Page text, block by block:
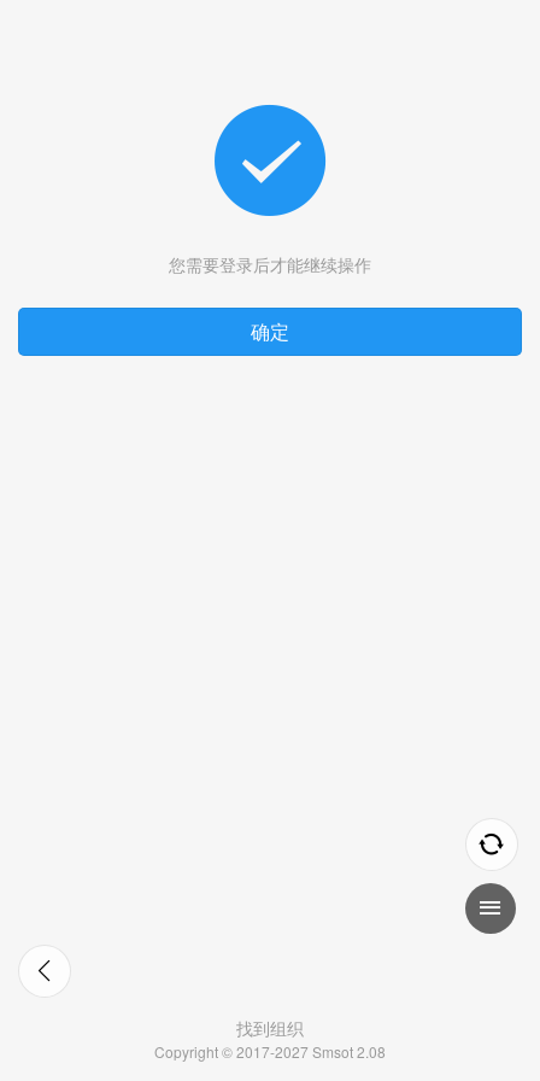
您需要登录后才能继续操作
确定
找到组织
Copyright © 2017-2027 Smsot 2.08